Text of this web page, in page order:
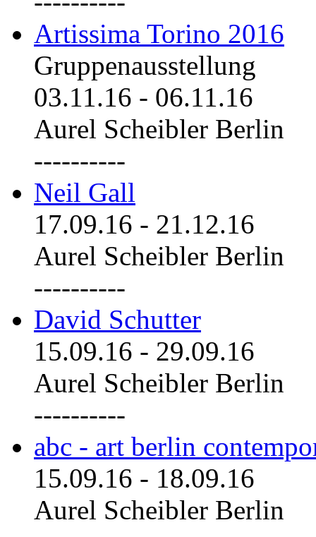
Artissima Torino 2016
Gruppenausstellung
03.11.16 - 06.11.16
Aurel Scheibler Berlin
----------
Neil Gall
17.09.16 - 21.12.16
Aurel Scheibler Berlin
----------
David Schutter
15.09.16 - 29.09.16
Aurel Scheibler Berlin
----------
abc - art berlin
15.09.16 - 18.09.16
Aurel Scheibler Berlin